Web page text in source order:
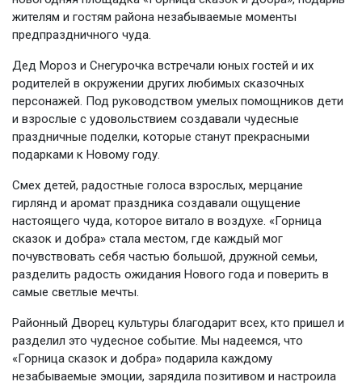
жителям и гостям района незабываемые моменты
предпраздничного чуда.
Дед Мороз и Снегурочка встречали юных гостей и их
родителей в окружении других любимых сказочных
персонажей. Под руководством умелых помощников дети
и взрослые с удовольствием создавали чудесные
праздничные поделки, которые станут прекрасными
подарками к Новому году.
Смех детей, радостные голоса взрослых, мерцание
гирлянд и аромат праздника создавали ощущение
настоящего чуда, которое витало в воздухе. «Горница
сказок и добра» стала местом, где каждый мог
почувствовать себя частью большой, дружной семьи,
разделить радость ожидания Нового года и поверить в
самые светлые мечты.
Районный Дворец культуры благодарит всех, кто пришел и
разделил это чудесное событие. Мы надеемся, что
«Горница сказок и добра» подарила каждому
незабываемые эмоции, зарядила позитивом и настроила